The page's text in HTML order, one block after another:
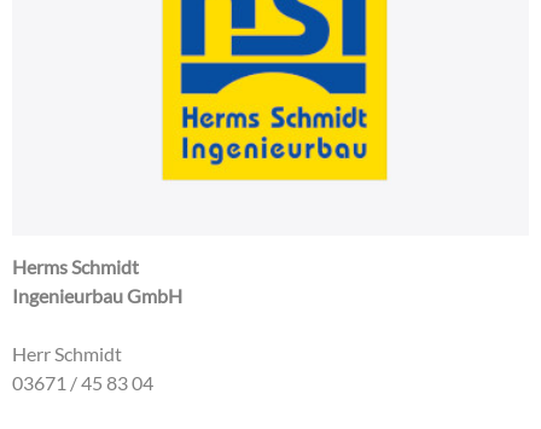
Herms Schmidt
Ingenieurbau GmbH
Herr Schmidt
03671 / 45 83 04